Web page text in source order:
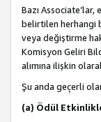
Bazı
belirtilen herhangi
veya değiştirme
Komisyon Geliri
alımına ilişkin
Şu anda geçerli
(a) Ödül